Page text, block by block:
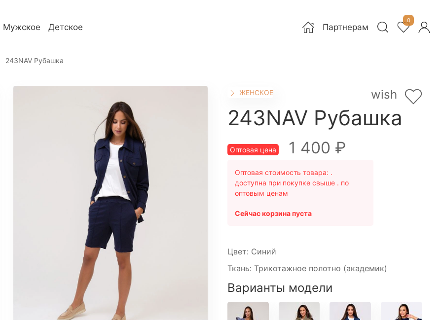
Мужское Детское Партнерам
0
243NAV Рубашка
243NAV Рубашка
wish
ЖЕНСКОЕ
Оптовая цена 1 400 ₽
Оптовая стоимость товара: .
доступна при покупке свыше . по
оптовым ценам
Сейчас корзина пуста
Цвет: Синий
Ткань: Трикотажное полотно (академик)
Варианты модели